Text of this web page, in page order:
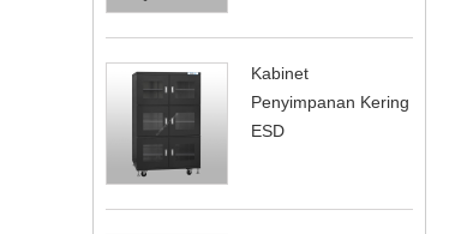
Kabinet
Penyimpanan Kering
ESD